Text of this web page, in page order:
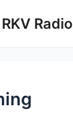
RKV Radio